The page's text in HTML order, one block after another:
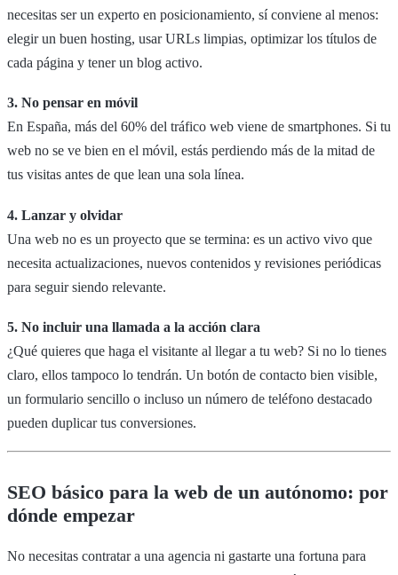
necesitas ser un experto en posicionamiento, sí conviene al menos:
elegir un buen hosting, usar URLs limpias, optimizar los títulos de
cada página y tener un blog activo.
3. No pensar en móvil
En España, más del 60% del tráfico web viene de smartphones. Si tu
web no se ve bien en el móvil, estás perdiendo más de la mitad de
tus visitas antes de que lean una sola línea.
4. Lanzar y olvidar
Una web no es un proyecto que se termina: es un activo vivo que
necesita actualizaciones, nuevos contenidos y revisiones periódicas
para seguir siendo relevante.
5. No incluir una llamada a la acción clara
¿Qué quieres que haga el visitante al llegar a tu web? Si no lo tienes
claro, ellos tampoco lo tendrán. Un botón de contacto bien visible,
un formulario sencillo o incluso un número de teléfono destacado
pueden duplicar tus conversiones.
SEO básico para la web de un autónomo: por
dónde empezar
No necesitas contratar a una agencia ni gastarte una fortuna para